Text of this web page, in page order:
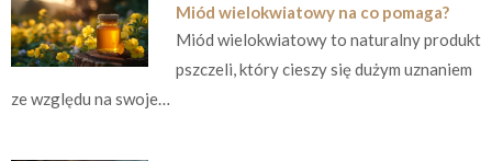
Miód wielokwiatowy na co pomaga?
Miód wielokwiatowy to naturalny produkt
pszczeli, który cieszy się dużym uznaniem
ze względu na swoje…